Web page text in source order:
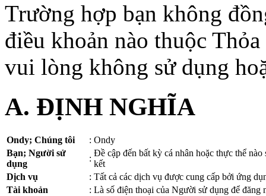
Trường hợp bạn không
điều khoản nào thuộc
vui lòng không sử dụng
A. ĐỊNH NGHĨA
Ondy; Chúng tôi : Ondy
Bạn; Người sử
dụng
:
Đề cập đến bất kỳ cá nhân hoặc thực thể
kết
Dịch vụ
: Tất cả các dịch vụ được cung cấp bởi ứng
Tài khoản
: Là số điện thoại của Người sử dụng để đăng